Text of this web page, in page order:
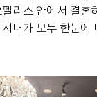
리스 안에서 결혼
내가 모두 한눈